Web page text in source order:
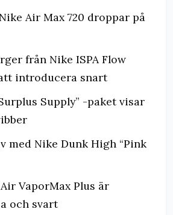
Air Max 720 droppar på
från Nike ISPA Flow
introducera snart
Supply” -paket visar
med Nike Dunk High “Pink
VaporMax Plus är
och svart